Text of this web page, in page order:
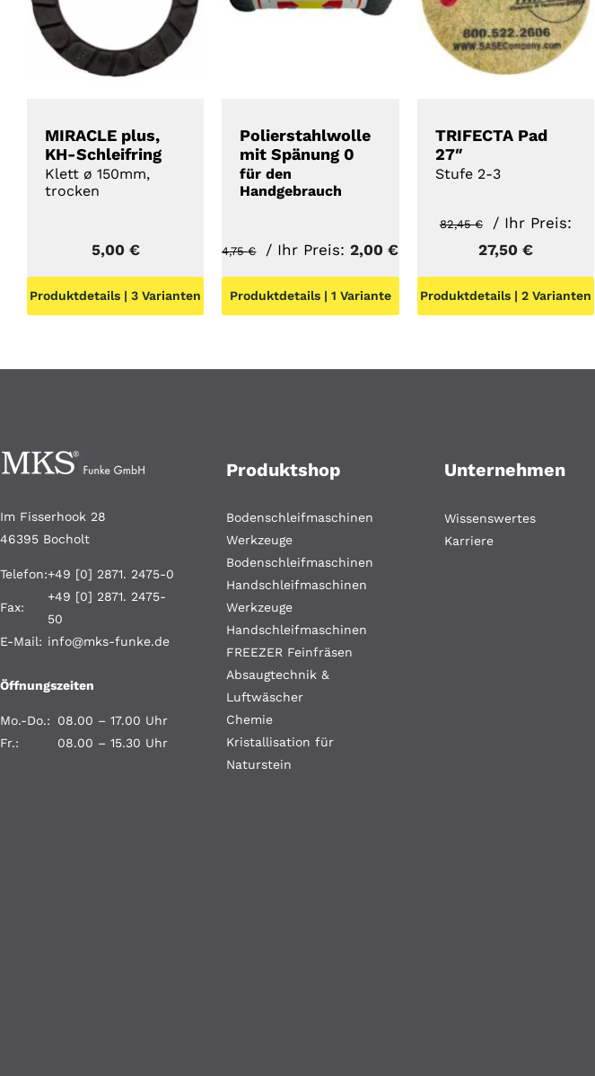
MIRACLE plus,
KH-Schleifring
Klett ø 150mm,
trocken
5,00 €
Produktdetails | 3 Varianten
Polierstahlwolle
mit Spänung 0
für den
Handgebrauch
4,75€
Ursprünglicher
Preis
war:
/ Ihr Preis: 2,00€Aktueller
Preis
ist:
Produktdetails | 1 Variante
TRIFECTA Pad
27″
Stufe 2-3
82,45€
Ursprünglicher
Preis
war:
82,45 €
/ Ihr Preis:
27,50 €Aktueller
Preis
ist:
Produktdetails | 2 Varianten
Im Fisserhook 28
46395 Bocholt
Telefon:+49 [0] 2871. 2475-0
Fax:
+49 [0] 2871. 2475-
50
E-Mail: info@mks-funke.de
Öffnungszeiten
Mo.-Do.:
08.00 – 17.00 Uhr
Fr.:
08.00 – 15.30 Uhr
Produktshop
Bodenschleifmaschinen
Werkzeuge
Bodenschleifmaschinen
Handschleifmaschinen
Werkzeuge
Handschleifmaschinen
FREEZER Feinfräsen
Absaugtechnik &
Luftwäscher
Chemie
Kristallisation für
Naturstein
Unternehmen
Wissenswertes
Karriere